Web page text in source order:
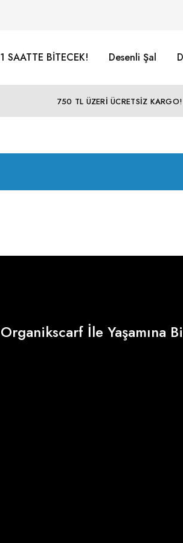
1 SAATTE BİTECEK! Desenli Şal
750 TL ÜZERİ ÜCRETSİZ KARGO!
Organikscarf İle Yaşamına